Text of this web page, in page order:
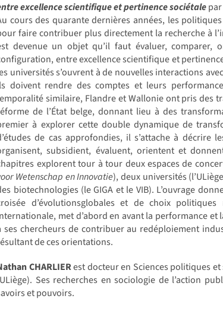
excellence scientifique et pertinence sociétale
cours des quarante dernières années, les
faire contribuer plus directement la recherche à
devenue un objet qu’il faut évaluer, comparer,
entre excellence scientifique et
universités s’ouvrent à de nouvelles interactions
doivent rendre des comptes et leurs
similaire, Flandre et Wallonie ont pris des
de l’État belge, donnant lieu à des
à explorer cette double dynamique de
de cas approfondies, il s’attache à
subsidient, évaluent, orientent et
explorent tour à tour deux espaces de
Wetenschap en Innovatie), deux universités
biotechnologies (le GIGA et le VIB). L’ouvrage
d’évolutionsglobales et de choix
met d’abord en avant la performance
ses chercheurs de contribuer au redéploiement
de ces orientations.
CHARLIERest docteur en Sciences politiques
Ses recherches en sociologie de l’action
et pouvoirs.